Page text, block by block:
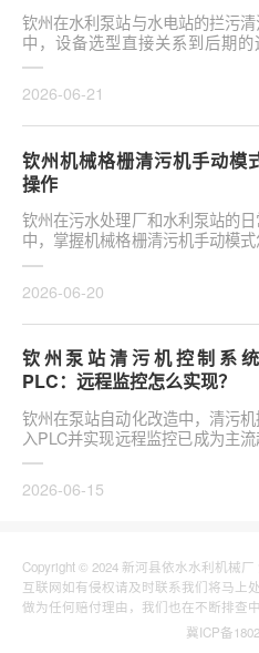
钦州在水利泵站与水电站的拦污
中，设备选型直接关系到后期的
支。探讨从维护成本看：垂直耙
2026-06-21
钦州机械格栅清污机手动模
操作
钦州在污水处理厂和水利泵站的
中，掌握机械格栅清污机手动模
作是保障设备稳定运行的基础环节
2026-06-20
钦州泵站清污机控制系
PLC：远程监控怎么实现？
钦州在泵站自动化改造中，清污
入PLC并实现远程监控已成为主
传统清污机多采用继电器硬接线，
2026-06-15
Copyright © 2024 新河县依水水利机械
互联网如有侵权请及时联系我们将马上
做为任何赔付理由，我们也在不断排查
冀ICP备